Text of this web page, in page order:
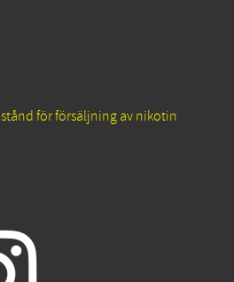
för försäljning av nikotin